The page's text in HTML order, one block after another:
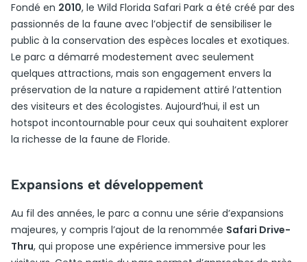
Fondé en 2010, le Wild Florida Safari Park a été créé par des
passionnés de la faune avec l’objectif de sensibiliser le
public à la conservation des espèces locales et exotiques.
Le parc a démarré modestement avec seulement
quelques attractions, mais son engagement envers la
préservation de la nature a rapidement attiré l’attention
des visiteurs et des écologistes. Aujourd’hui, il est un
hotspot incontournable pour ceux qui souhaitent explorer
la richesse de la faune de Floride.
Expansions et développement
Au fil des années, le parc a connu une série d’expansions
majeures, y compris l’ajout de la renommée Safari Drive-
Thru, qui propose une expérience immersive pour les